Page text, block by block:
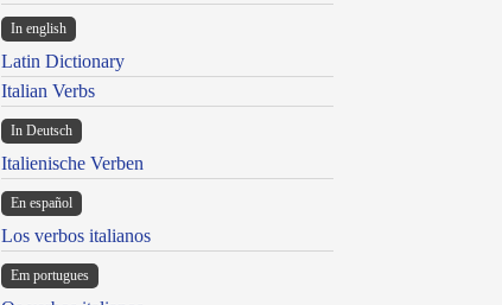
In english
Latin Dictionary
Italian Verbs
In Deutsch
Italienische Verben
En español
Los verbos italianos
Em portugues